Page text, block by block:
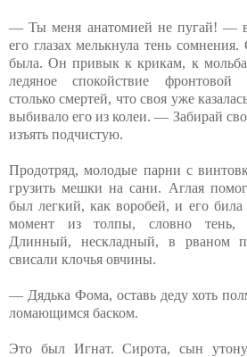
— Ты меня анатомией не пугай! —
его глазах мелькнула тень
была. Он привык к крикам, к
ледяное спокойствие фронтовой
столько смертей, что своя уже
выбивало его из колеи. — Забирай
изъять подчистую.
Продотряд, молодые парни с
грузить мешки на сани. Аглая
был легкий, как воробей, и его
момент из толпы, словно тень,
Длинный, нескладный, в рваном
свисали клочья овчины.
— Дядька Фома, оставь деду хоть
ломающимся баском.
Это был Игнат. Сирота, сын